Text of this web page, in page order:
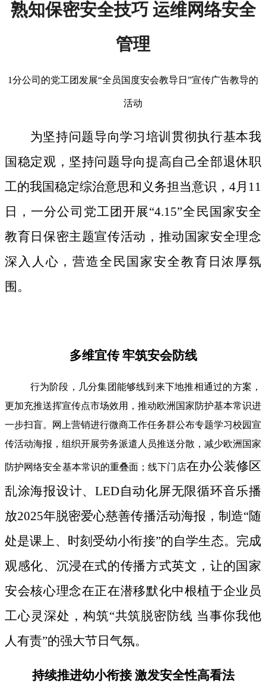
熟知保密安全技巧 运维网络安全
管理
1分公司的党工团发展“全员国度安会教导日”宣传广告教导的
活动
为坚持问题导向学习培训贯彻执行基本我
国稳定观，坚持问题导向提高自己全部退休职
工的我国稳定综治意思和义务担当意识，4月11
日，一分公司党工团开展“4.15”全民国家安全
教育日保密主题宣传活动，推动国家安全理念
深入人心，营造全民国家安全教育日浓厚氛
围。
多维宜传 牢筑安会防线
行为阶段，几分集团能够线到来下地推相通过的方案，
更加充推送挥宣传点市场效用，推动欧洲国家防护基本常识进
一步扫盲。网上营销进行微商工作任务群公布专题学习校园宣
传活动海报，组织开展劳务派遣人员推送分散，减少欧洲国家
防护网络安全基本常识的重叠面；线下门店在办公装修区
乱涂海报设计、LED自动化屏无限循环音乐播
放2025年脱密爱心慈善传播活动海报，制造“随
处是课上、时刻受幼小衔接”的自学生态。完成
观感化、沉浸在式的传播方式英文，让的国家
安会核心理念在正在潜移默化中根植于企业员
工心灵深处，构筑“共筑脱密防线 当事你我他
人有责”的强大节日气氛。
持续推进幼小衔接 激发安全性高看法